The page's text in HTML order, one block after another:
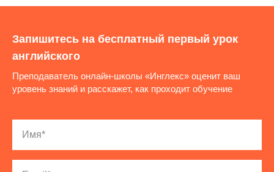
Запишитесь на бесплатный первый урок
английского
Преподаватель онлайн-школы «Инглекс» оценит ваш
уровень знаний и расскажет, как проходит обучение